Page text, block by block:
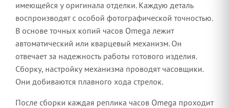
имеющейся у оригинала отделки. Каждую деталь
воспроизводят с особой фотографической точностью.
В основе точных копий часов Omega лежит
автоматический или кварцевый механизм. Он
отвечает за надежность работы готового изделия.
Сборку, настройку механизма проводят часовщики.
Они добиваются плавного хода стрелок.
После сборки каждая реплика часов Omega проходит